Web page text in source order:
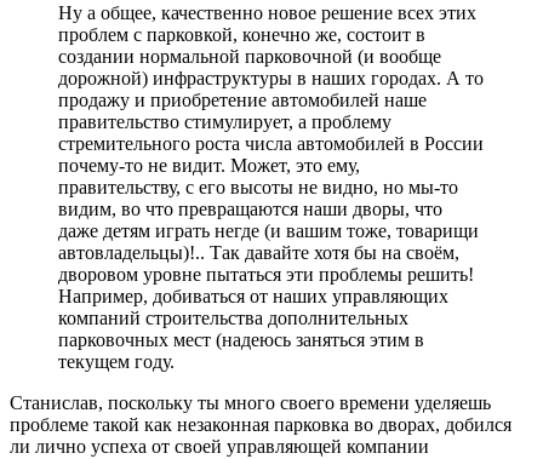
Ну а общее, качественно новое решение всех этих
проблем с парковкой, конечно же, состоит в
создании нормальной парковочной (и вообще
дорожной) инфраструктуры в наших городах. А то
продажу и приобретение автомобилей наше
правительство стимулирует, а проблему
стремительного роста числа автомобилей в России
почему-то не видит. Может, это ему,
правительству, с его высоты не видно, но мы-то
видим, во что превращаются наши дворы, что
даже детям играть негде (и вашим тоже, товарищи
автовладельцы)!.. Так давайте хотя бы на своём,
дворовом уровне пытаться эти проблемы решить!
Например, добиваться от наших управляющих
компаний строительства дополнительных
парковочных мест (надеюсь заняться этим в
текущем году.
Станислав, поскольку ты много своего времени уделяешь
проблеме такой как незаконная парковка во дворах, добился
ли лично успеха от своей управляющей компании